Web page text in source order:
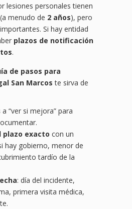
lesiones personales tienen
menudo de 2 años), pero
Si hay entidad
plazos de notificación
.
de pasos para
San Marcos te sirva de
a “ver si mejora” para
plazo exacto con un
hay gobierno, menor de
tardío de la
: día del incidente,
primera visita médica,